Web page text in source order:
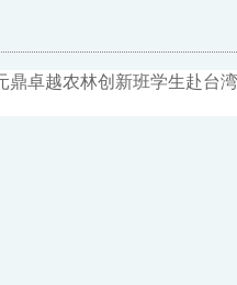
卓越农林创新班学生赴台